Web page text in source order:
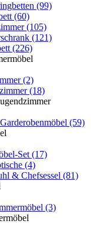
(99)
(60)
(105)
(121)
(226)
(2)
(18)
(59)
Set (17)
(4)
& Chefsessel (81)
(3)